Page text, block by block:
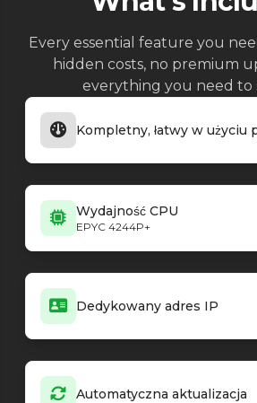
Every essential feature you
hidden costs, no premium
everything you need to
Wydajność CPU
EPYC 4244P+
Dedykowany adres IP
Automatyczna aktualizacja